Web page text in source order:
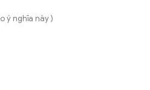
ý nghĩa này )